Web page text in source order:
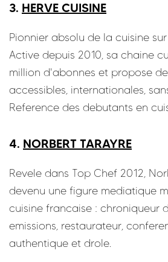
3. HERVE CUISINE
Pionnier absolu de la cuisine
Active depuis 2010, sa chaine
million d'abonnes et propose
accessibles, internationales,
Reference des debutants en
4. NORBERT TARAYRE
Revele dans Top Chef 2012,
devenu une figure mediatique
cuisine francaise : chroniqueur
emissions, restaurateur,
authentique et drole.